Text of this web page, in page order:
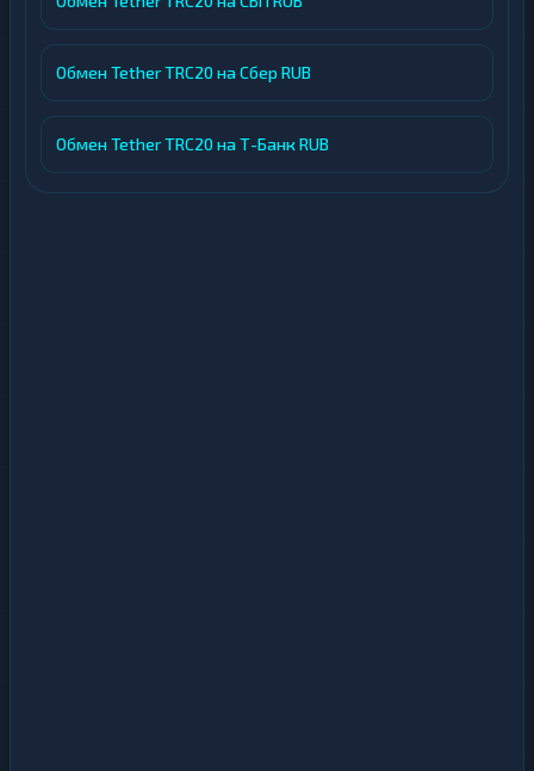
Обмен Tether TRC20 на Сбер RUB
Обмен Tether TRC20 на Т-Банк RUB